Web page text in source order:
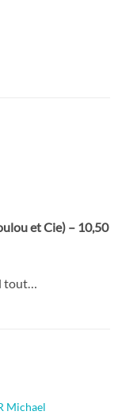
et Cie) – 10,50
tout…
Michael